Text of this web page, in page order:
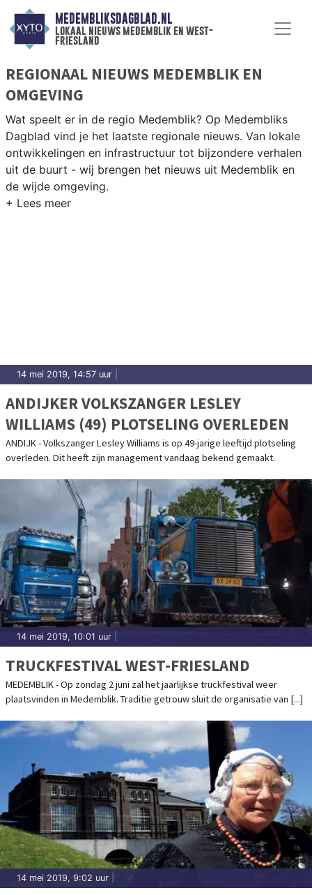
MEDEMBLIKSDAGBLAD.NL
lokaal nieuws medemblik en west-
friesland
REGIONAAL NIEUWS MEDEMBLIK EN
OMGEVING
Wat speelt er in de regio Medemblik? Op Medembliks
Dagblad vind je het laatste regionale nieuws. Van lokale
ontwikkelingen en infrastructuur tot bijzondere verhalen
uit de buurt - wij brengen het nieuws uit Medemblik en
de wijde omgeving.
14 mei 2019, 14:57 uur
ANDIJKER VOLKSZANGER LESLEY
WILLIAMS (49) PLOTSELING OVERLEDEN
ANDIJK - Volkszanger Lesley Williams is op 49-jarige leeftijd plotseling
overleden. Dit heeft zijn management vandaag bekend gemaakt.
14 mei 2019, 10:01 uur
TRUCKFESTIVAL WEST-FRIESLAND
MEDEMBLIK - Op zondag 2 juni zal het jaarlijkse truckfestival weer
plaatsvinden in Medemblik. Traditie getrouw sluit de organisatie van [...]
14 mei 2019, 9:02 uur